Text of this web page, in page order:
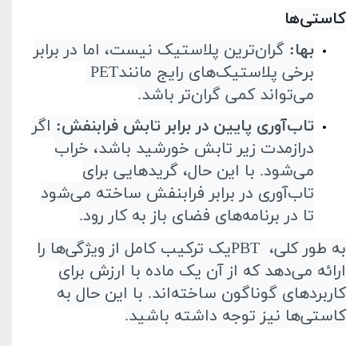
کاستی‌ها
بها: گران‌ترین پلاستیک نیست، اما در برابر
برخی پلاستیک‌های رایج مانندPET
می‌تواند کمی گران‌تر باشد.
تاب‌آوری پایین در برابر تابش فرابنفش: اگر
درازمدت زیر تابش خورشید باشد، خراب
می‌شود. با این حال، گریدهایی برای
تاب‌آوری در برابر فرابنفش ساخته می‌شود
تا در برنامه‌های فضای باز به کار رود.
به طور کلی، PBTیک ترکیب کامل از ویژگی‌ها را
ارائه می‌دهد که از آن یک ماده با ارزش برای
کاربردهای گوناگون ساخته‌اند. با این حال به
کاستی‌ها نیز توجه داشته باشید.